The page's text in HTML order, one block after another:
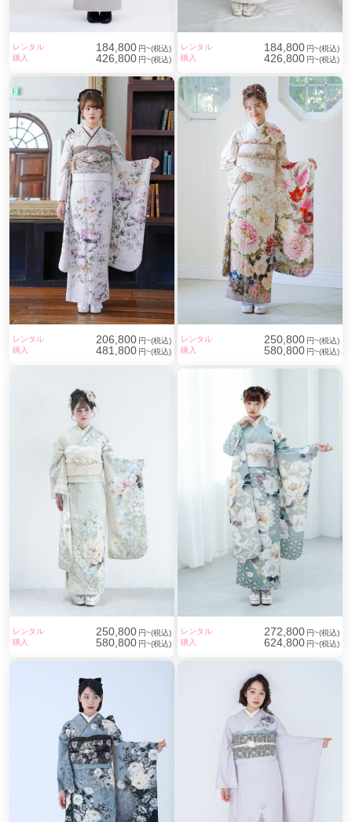
ご要望に応じてご提案いたします
お客様に合わせた豊富なプラン
写真スタジオだから写真・ヘアメイク・着付けのクオリティがとに
かく高い！
気になるデータとスマホ用ダウンロードデータがセットになった
データパックプランなど様々な撮影プランをご用意。
レンタルも・撮影もキャラットにお任せください☆
レンタル 184,800 円~(税込)
購入
426,800 円~(税込)
レンタル 184,800 円~(税込)
購入
426,800 円~(税込)
レンタル 206,800 円~(税込)
購入
481,800 円~(税込)
レンタル 250,800 円~(税込)
購入
580,800 円~(税込)
レンタル 250,800 円~(税込)
購入
580,800 円~(税込)
レンタル 272,800 円~(税込)
購入
624,800 円~(税込)